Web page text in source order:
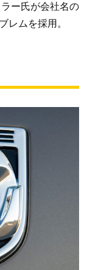
ー氏が会社名の
レムを採用。